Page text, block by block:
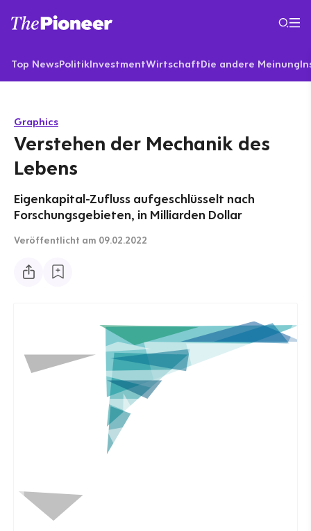
Top NewsPolitikInvestmentWirtschaftDie andere Meinung
Graphics
Verstehen der Mechanik des
Lebens
Eigenkapital-Zufluss aufgeschlüsselt nach
Forschungsgebieten, in Milliarden Dollar
Veröffentlicht am 09.02.2022